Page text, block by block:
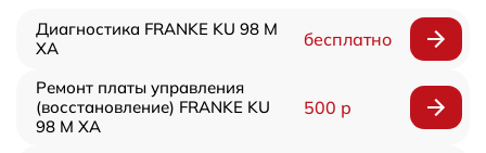
Диагностика FRANKE KU 98 M
XA
бесплатно
Ремонт платы управления
(восстановление) FRANKE KU
98 M XA
500 р